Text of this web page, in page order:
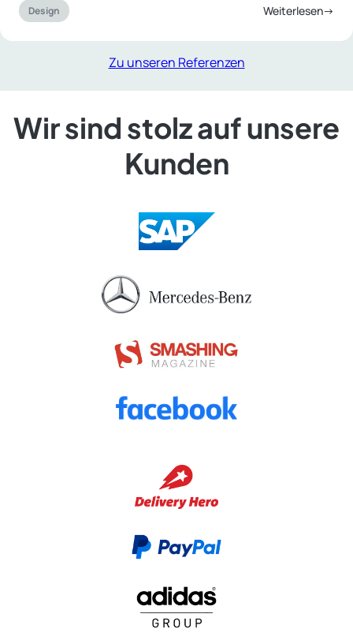
Design Weiterlesen→
Zu unseren Referenzen
Wir sind stolz auf unsere
Kunden